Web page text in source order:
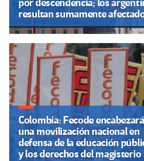
por descendencia; los
resultan sumamente
Colombia: Fecode encabezará
una movilización nacional en
defensa de la educación
y los derechos del magisterio